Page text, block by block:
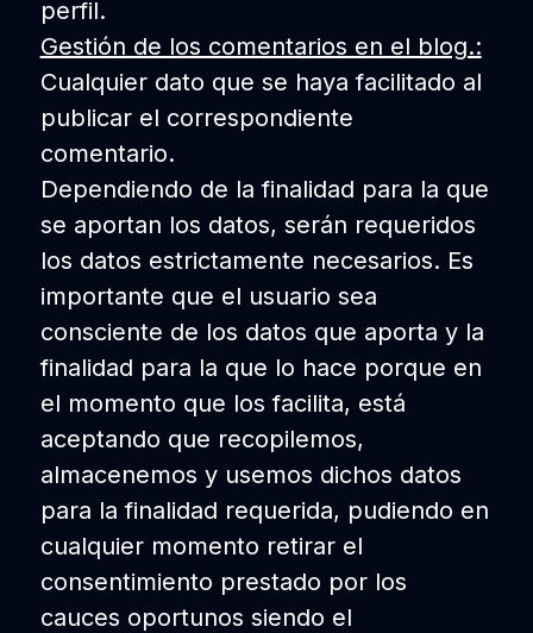
perfil.
Gestión de los comentarios en el blog.:
Cualquier dato que se haya facilitado al
publicar el correspondiente
comentario.
Dependiendo de la finalidad para la que
se aportan los datos, serán requeridos
los datos estrictamente necesarios. Es
importante que el usuario sea
consciente de los datos que aporta y la
finalidad para la que lo hace porque en
el momento que los facilita, está
aceptando que recopilemos,
almacenemos y usemos dichos datos
para la finalidad requerida, pudiendo en
cualquier momento retirar el
consentimiento prestado por los
cauces oportunos siendo el